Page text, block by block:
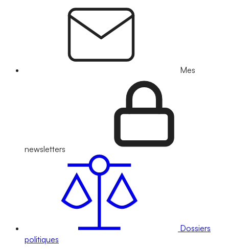
Mes
newsletters
Dossiers
politiques